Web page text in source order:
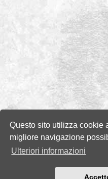
Questo sito utilizza cookie
migliore navigazione
Ulteriori informazioni